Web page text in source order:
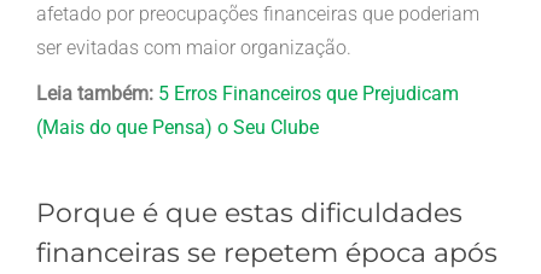
afetado por preocupações financeiras que poderiam
ser evitadas com maior organização.
Leia também: 5 Erros Financeiros que Prejudicam
(Mais do que Pensa) o Seu Clube
Porque é que estas dificuldades
financeiras se repetem época após